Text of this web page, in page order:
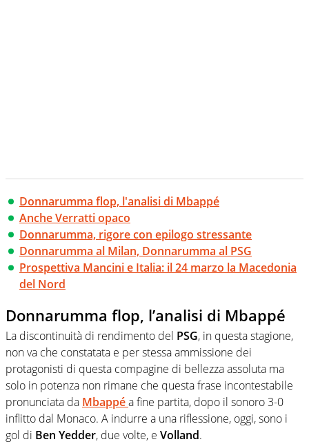
Donnarumma flop, l'analisi di Mbappé
Anche Verratti opaco
Donnarumma, rigore con epilogo stressante
Donnarumma al Milan, Donnarumma al PSG
Prospettiva Mancini e Italia: il 24 marzo la Macedonia
del Nord
Donnarumma flop, l’analisi di Mbappé
La discontinuità di rendimento del PSG, in questa stagione,
non va che constatata e per stessa ammissione dei
protagonisti di questa compagine di bellezza assoluta ma
solo in potenza non rimane che questa frase incontestabile
pronunciata da Mbappéa fine partita, dopo il sonoro 3-0
inflitto dal Monaco. A indurre a una riflessione, oggi, sono i
gol di Ben Yedder, due volte, e Volland.